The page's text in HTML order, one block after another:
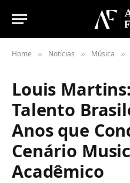
Home » Notícias » Música »
Louis
Talento
Anos que
Cenário
Acadêmico